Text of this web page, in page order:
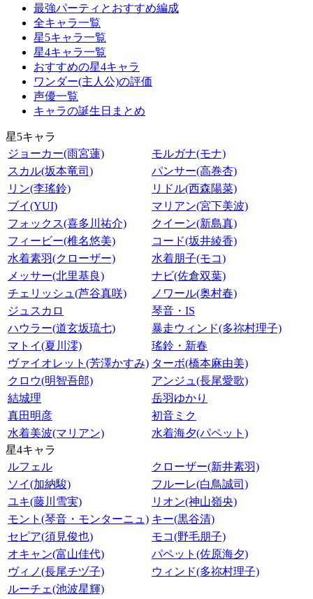
最強パーティとおすすめ編成
全キャラ一覧
星5キャラ一覧
星4キャラ一覧
おすすめの星4キャラ
ワンダー(主人公)の評価
声優一覧
キャラの誕生日まとめ
星5キャラ
ジョーカー(雨宮蓮)
モルガナ(モナ)
スカル(坂本竜司)
パンサー(高巻杏)
リン(李瑤鈴)
リドル(西森陽菜)
ブイ(YUI)
マリアン(宮下美波)
フォックス(喜多川祐介)
クイーン(新島真)
フィービー(椎名悠美)
コード(坂井綾香)
水着素羽(クローザー)
水着朋子(モコ)
メッサー(北里基良)
ナビ(佐倉双葉)
チェリッシュ(芦谷真咲)
ノワール(奥村春)
ジュスカロ
琴音・IS
ハウラー(道玄坂琉七)
暴走ウィンド(多祢村理子)
マトイ(夏川澪)
瑤鈴・新春
ヴァイオレット(芳澤かすみ) ターボ(橋本麻由美)
クロウ(明智吾郎)
アンジュ(長尾愛歌)
結城理
岳羽ゆかり
真田明彦
初音ミク
水着美波(マリアン)
水着海夕(パペット)
星4キャラ
ルフェル
クローザー(新井素羽)
ソイ(加納駿)
フルーレ(白鳥誠司)
ユキ(藤川雪実)
リオン(神山嶺央)
モント(琴音・モンターニュ) キー(黒谷清)
セピア(須見俊也)
モコ(野毛朋子)
オキャン(富山佳代)
パペット(佐原海夕)
ヴィノ(長尾チヅ子)
ウィンド(多祢村理子)
ルーチェ(池波星輝)